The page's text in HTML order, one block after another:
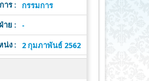
าร : กรรมการ
ฝ่าย : -
น่ง : 2 กุมภาพันธ์ 2562